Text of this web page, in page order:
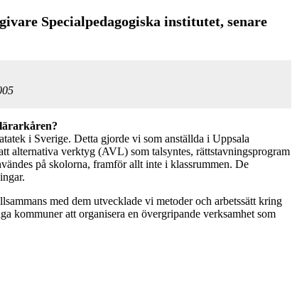
Specialpedagogiska institutet, senare
i Sverige. Detta gjorde vi som anställda i Uppsala
alternativa verktyg (AVL) som talsyntes, rättstavningsprogram
på skolorna, framför allt inte i klassrummen. De
med dem utvecklade vi metoder och arbetssätt kring
kommuner att organisera en övergripande verksamhet som